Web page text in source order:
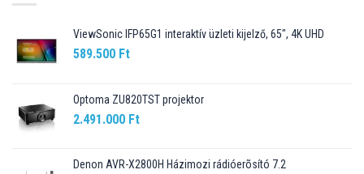
ViewSonic IFP65G1 interaktív üzleti kijelző, 65", 4K UHD
589.500 Ft
Optoma ZU820TST projektor
2.491.000 Ft
Denon AVR-X2800H Házimozi rádióerõsító 7.2